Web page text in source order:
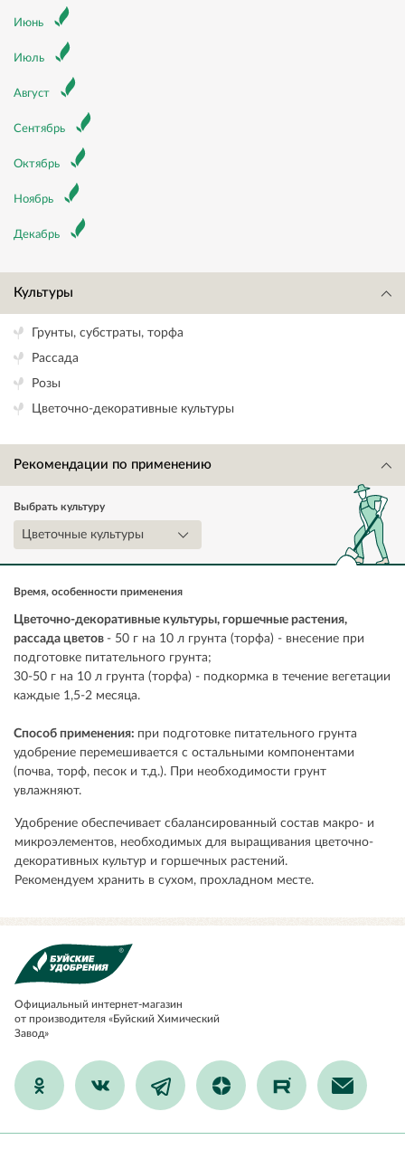
Июнь
Июль
Август
Сентябрь
Октябрь
Ноябрь
Декабрь
Культуры
Грунты, субстраты, торфа
Рассада
Розы
Цветочно-декоративные культуры
Рекомендации по применению
Выбрать культуру
Цветочные культуры
Время, особенности применения
Цветочно-декоративные культуры, горшечные растения,
рассада цветов - 50 г на 10 л грунта (торфа) - внесение при
подготовке питательного грунта;
30-50 г на 10 л грунта (торфа) - подкормка в течение вегетации
каждые 1,5-2 месяца.
Способ применения: при подготовке питательного грунта
удобрение перемешивается с остальными компонентами
(почва, торф, песок и т.д.). При необходимости грунт
увлажняют.
Удобрение обеспечивает сбалансированный состав макро- и
микроэлементов, необходимых для выращивания цветочно-
декоративных культур и горшечных растений.
Рекомендуем хранить в сухом, прохладном месте.
Официальный интернет-магазин
от производителя «Буйский Химический
Завод»